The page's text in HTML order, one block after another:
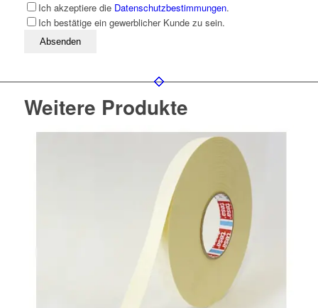
Ich akzeptiere die Datenschutzbestimmungen.
Ich bestätige ein gewerblicher Kunde zu sein.
Bitte lassen Sie dieses Feld leer
Weitere Produkte